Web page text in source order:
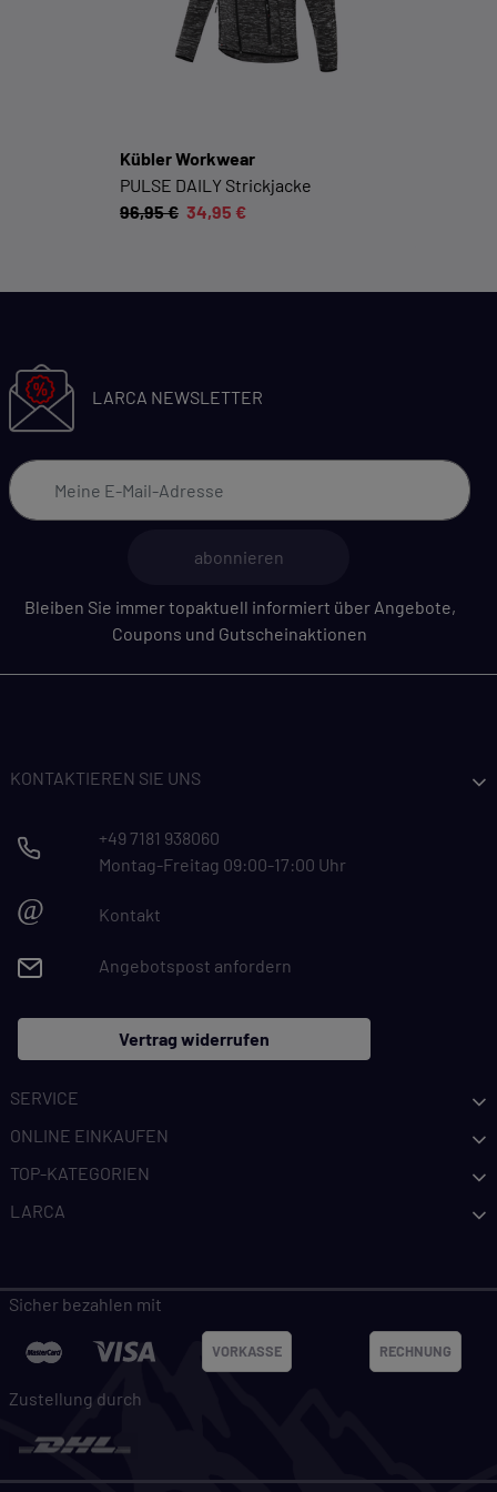
Cookie-Informationen anzeigen
Kübler Workwear
PULSE DAILY Strickjacke
96,95 € 34,95 €
LARCA NEWSLETTER
abonnieren
Bleiben Sie immer topaktuell informiert über Angebote,
Coupons und Gutscheinaktionen
KONTAKTIEREN SIE UNS
+49 7181 938060
Montag-Freitag 09:00-17:00 Uhr
@ Kontakt
Angebotspost anfordern
Vertrag widerrufen
SERVICE
ONLINE EINKAUFEN
TOP-KATEGORIEN
LARCA
Sicher bezahlen mit
VORKASSE RECHNUNG
Zustellung durch